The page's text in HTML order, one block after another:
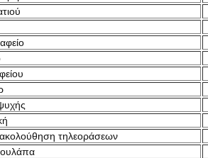
τηλεοράσεων